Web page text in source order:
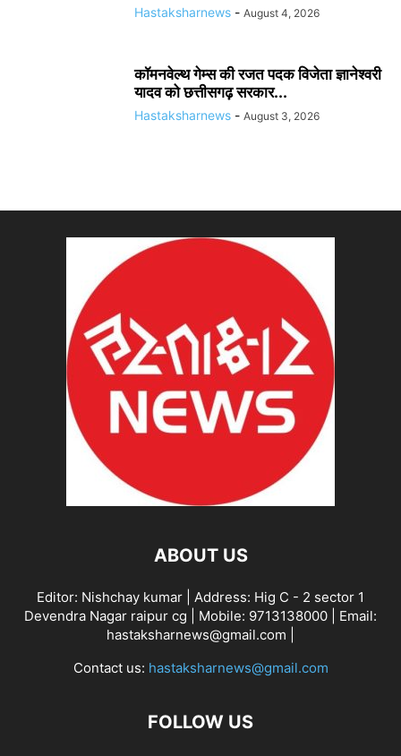
Hastaksharnews - August 4, 2026
कॉमनवेल्थ गेम्स की रजत पदक विजेता ज्ञानेश्वरी
यादव को छत्तीसगढ़ सरकार...
Hastaksharnews - August 3, 2026
ABOUT US
Editor: Nishchay kumar | Address: Hig C - 2 sector 1
Devendra Nagar raipur cg | Mobile: 9713138000 | Email:
hastaksharnews@gmail.com |
Contact us: hastaksharnews@gmail.com
FOLLOW US